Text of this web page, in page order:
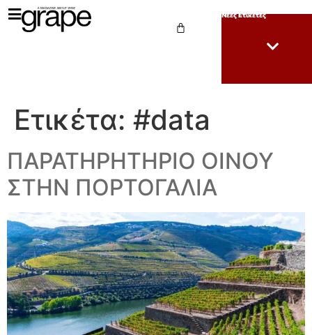
Νέες Ετικέτες
Ετικέτα: #data
ΠΑΡΑΤΗΡΗΤΗΡΙΟ ΟΙΝΟΥ
ΣΤΗΝ ΠΟΡΤΟΓΑΛΙΑ